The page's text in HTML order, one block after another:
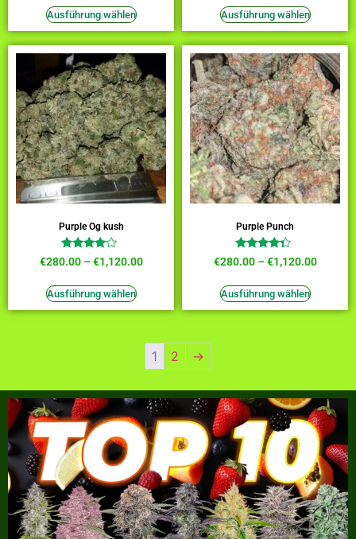
von 5
Ausführung wählen
von 5
Ausführung wählen
Purple Og kush
Bewertet
mit
von 5
€280.00–€1,120.00
Ausführung wählen
Purple Punch
Bewertet
mit
von 5
€280.00–€1,120.00
Ausführung wählen
1 2 →